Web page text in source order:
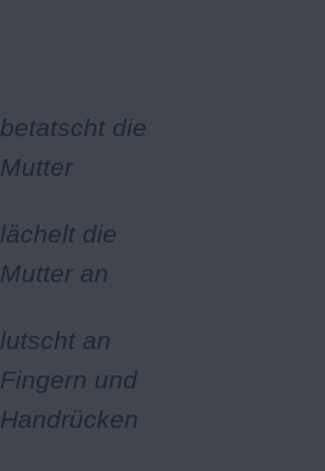
betatscht die
Mutter
lächelt die
Mutter an
lutscht an
Fingern und
Handrücken